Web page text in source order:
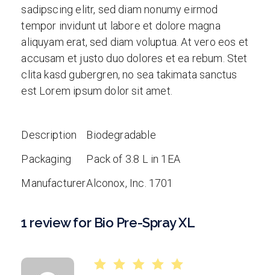
sadipscing elitr, sed diam nonumy eirmod
tempor invidunt ut labore et dolore magna
aliquyam erat, sed diam voluptua. At vero eos et
accusam et justo duo dolores et ea rebum. Stet
clita kasd gubergren, no sea takimata sanctus
est Lorem ipsum dolor sit amet.
Description
Biodegradable
Packaging
Pack of 3.8 L in 1EA
ManufacturerAlconox, Inc. 1701
1 review for Bio Pre-Spray XL